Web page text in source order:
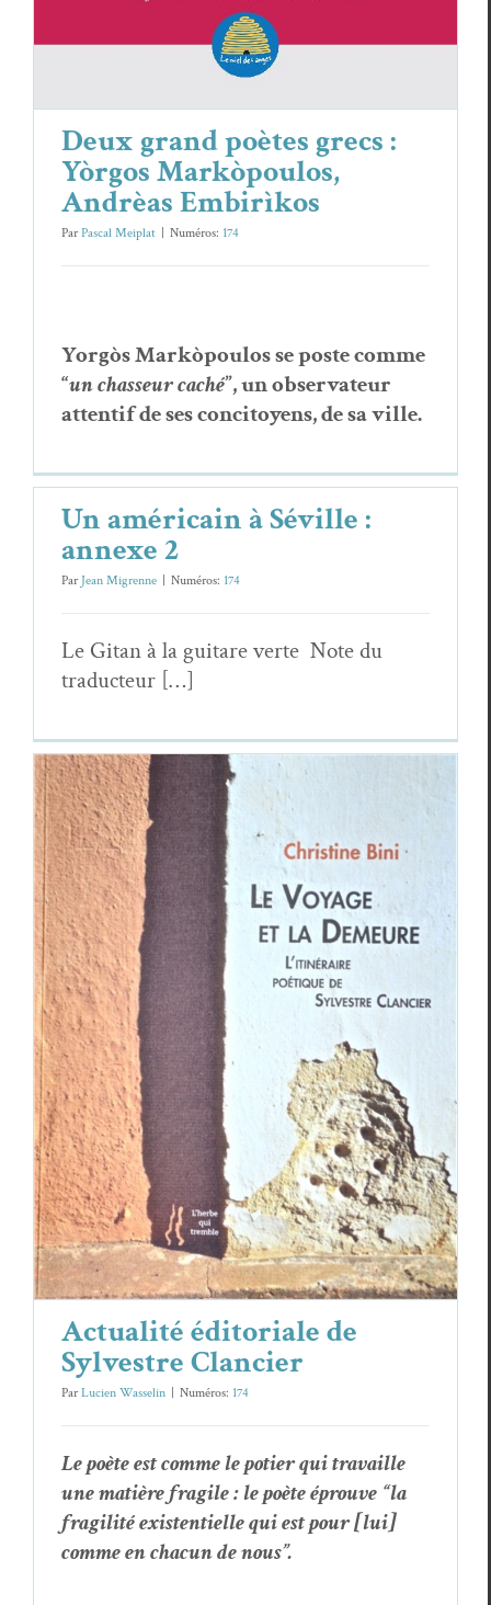
Deux grand poètes grecs :
Yòrgos Markòpoulos,
Andrèas Embirìkos
ParPascal Meiplat Numéros: 174
Yorgòs Markòpou­los se poste comme
“un chas­seur caché”, un obser­va­teur
atten­tif de ses conci­toyens, de sa ville.
Un américain à Séville :
annexe 2
Par Jean Migrenne | Numéros: 174
Le Gitan à la gui­tare verte Note du
traducteur […]
Actualité éditoriale de Sylvestre
Clancier
Essais & Chroniques
Actualité éditoriale de
Sylvestre Clancier
ParLucien Wasselin | Numéros: 174
Le poète est comme le poti­er qui tra­vaille
une matière frag­ile : le poète éprou­ve “la
fragilité exis­ten­tielle qui est pour [lui]
comme en cha­cun de nous”.